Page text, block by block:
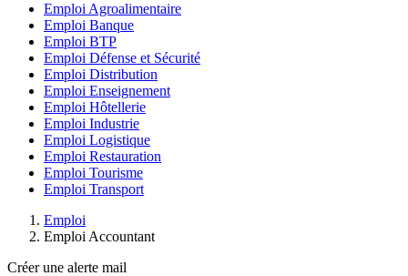
Emploi Agroalimentaire
Emploi Banque
Emploi BTP
Emploi Défense et Sécurité
Emploi Distribution
Emploi Enseignement
Emploi Hôtellerie
Emploi Industrie
Emploi Logistique
Emploi Restauration
Emploi Tourisme
Emploi Transport
Emploi
Emploi Accountant
Créer une alerte mail